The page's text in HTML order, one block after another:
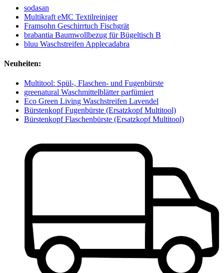
sodasan
Multikraft eMC Textilreiniger
Framsohn Geschirrtuch Fischgrät
brabantia Baumwollbezug für Bügeltisch B
bluu Waschstreifen Applecadabra
Neuheiten:
Multitool: Spül-, Flaschen- und Fugenbürste
greenatural Waschmittelblätter parfümiert
Eco Green Living Waschstreifen Lavendel
Bürstenkopf Fugenbürste (Ersatzkopf Multitool)
Bürstenkopf Flaschenbürste (Ersatzkopf Multitool)